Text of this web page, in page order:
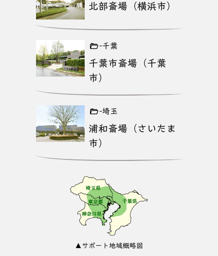
北部斎場（横浜市）
-千葉
千葉市斎場（千葉
市）
-埼玉
浦和斎場（さいたま
市）
▲サポート地域概略図